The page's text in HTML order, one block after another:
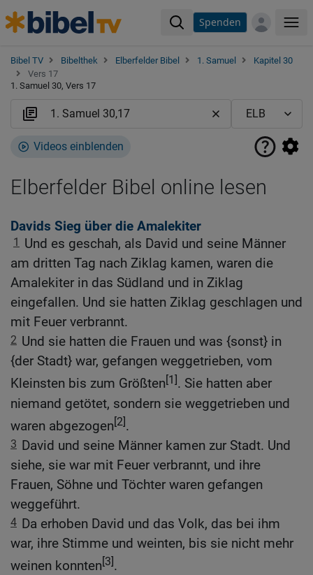
Spenden
Bibel TV Bibelthek Elberfelder Bibel 1. Samuel
Kapitel 30
Vers 17
1. Samuel 30, Vers 17
Videos einblenden
Elberfelder Bibel online lesen
Davids Sieg über die Amalekiter
1
Und es geschah, als David und seine Männer
am dritten Tag nach Ziklag kamen, waren die
Amalekiter in das Südland und in Ziklag
eingefallen. Und sie hatten Ziklag geschlagen und
mit Feuer verbrannt.
2 Und sie hatten die Frauen und was {sonst} in
{der Stadt} war, gefangen weggetrieben, vom
Kleinsten bis zum Größten[1]. Sie hatten aber
niemand getötet, sondern sie weggetrieben und
waren abgezogen[2].
3 David und seine Männer kamen zur Stadt. Und
siehe, sie war mit Feuer verbrannt, und ihre
Frauen, Söhne und Töchter waren gefangen
weggeführt.
4 Da erhoben David und das Volk, das bei ihm
war, ihre Stimme und weinten, bis sie nicht mehr
weinen konnten[3].